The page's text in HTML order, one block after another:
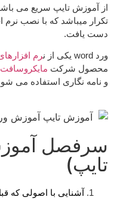
از آموزش تایپ سریع می
تکرار میباشد که با نصب نرم
دست یافت.
ورد word یکی از ن رم
محصول شرکت مایکروسافت
و نامه نگاری استفاده می
سرفصل
تایپ)
آشنایی با اصولی که